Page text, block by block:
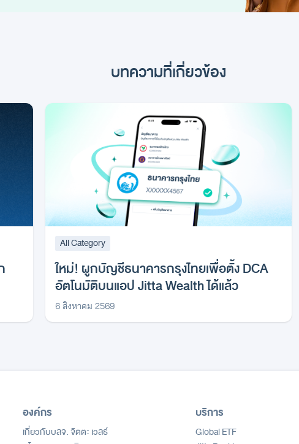
บทความที่เกี่ยวข้อง
All Category
ใหม่! ผูกบัญชีธนาคารกรุงไทยเพื่อตั้ง DCA
อัตโนมัติบนแอป Jitta Wealth ได้แล้ว
6 สิงหาคม 2569
องค์กร
เกี่ยวกับบลจ. จิตตะ เวลธ์
บริการ
Global ETF